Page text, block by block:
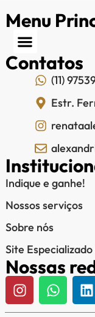
Menu
Contatos
(11)
Estr.
Indique e ganhe!
Nossos serviços
Sobre nós
Site
Nossas